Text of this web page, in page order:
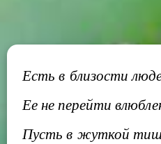
Есть в близости
Ее не перейти
Пусть в жуткой